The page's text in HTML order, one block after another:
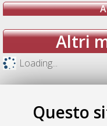
Questo
Altri
Loading...